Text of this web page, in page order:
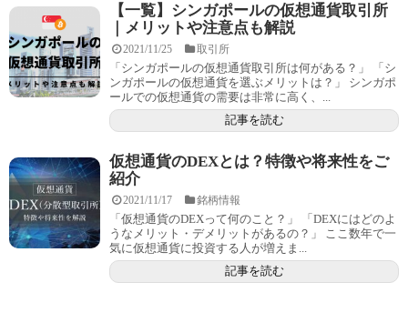
【一覧】シンガポールの仮想通貨取引所
｜メリットや注意点も解説
2021/11/25 取引所
「シンガポールの仮想通貨取引所は何がある？」 「シ
ンガポールの仮想通貨を選ぶメリットは？」 シンガポ
ールでの仮想通貨の需要は非常に高く、...
記事を読む
仮想通貨のDEXとは？特徴や将来性をご
紹介
2021/11/17 銘柄情報
「仮想通貨のDEXって何のこと？」 「DEXにはどのよ
うなメリット・デメリットがあるの？」 ここ数年で一
気に仮想通貨に投資する人が増えま...
記事を読む